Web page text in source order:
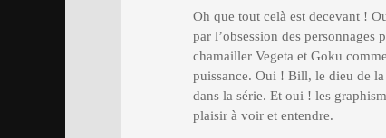
Oh que tout celà est decevant !
par l’obsession des
chamailler Vegeta et Goku
puissance. Oui ! Bill, le dieu de
dans la série. Et oui ! les
plaisir à voir et entendre.